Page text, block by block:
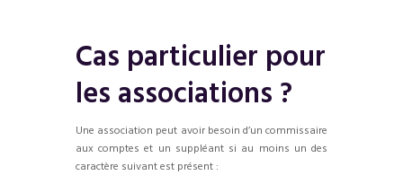
Cas particulier pour
les associations ?
Une association peut avoir besoin d’un commissaire
aux comptes et un suppléant si au moins un des
caractère suivant est présent :